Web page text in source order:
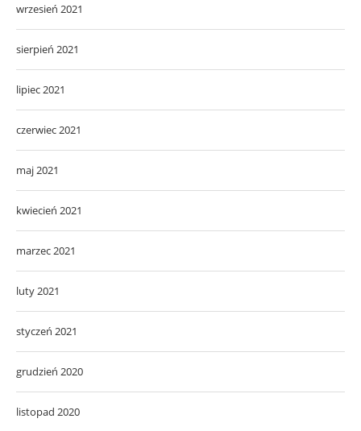
wrzesień 2021
sierpień 2021
lipiec 2021
czerwiec 2021
maj 2021
kwiecień 2021
marzec 2021
luty 2021
styczeń 2021
grudzień 2020
listopad 2020